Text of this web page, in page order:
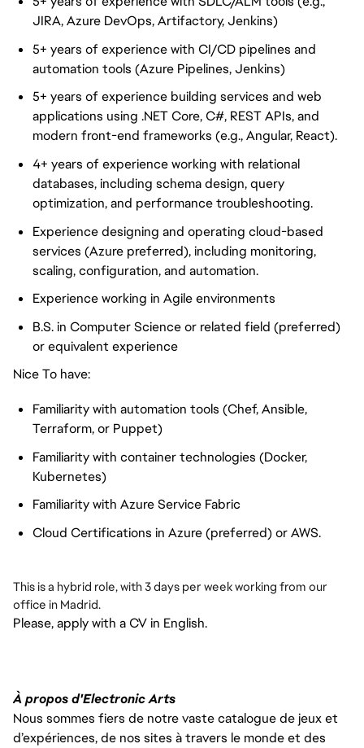
JIRA, Azure DevOps, Artifactory, Jenkins)
5+ years of experience with CI/CD pipelines and
automation tools (Azure Pipelines, Jenkins)
5+ years of experience building services and web
applications using .NET Core, C#, REST APIs, and
modern front-end frameworks (e.g., Angular, React).
4+ years of experience working with relational
databases, including schema design, query
optimization, and performance troubleshooting.
Experience designing and operating cloud-based
services (Azure preferred), including monitoring,
scaling, configuration, and automation.
Experience working in Agile environments
B.S. in Computer Science or related field (preferred)
or equivalent experience
Nice To have:
Familiarity with automation tools (Chef, Ansible,
Terraform, or Puppet)
Familiarity with container technologies (Docker,
Kubernetes)
Familiarity with Azure Service Fabric
Cloud Certifications in Azure (preferred) or AWS.
This is a hybrid role, with 3 days per week working from our
office in Madrid.
Please, apply with a CV in English.
À propos d'Electronic Arts
Nous sommes fiers de notre vaste catalogue de jeux et
d’expériences, de nos sites à travers le monde et des